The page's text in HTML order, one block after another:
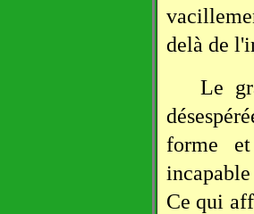
delà de
Le
forme
Ce qui